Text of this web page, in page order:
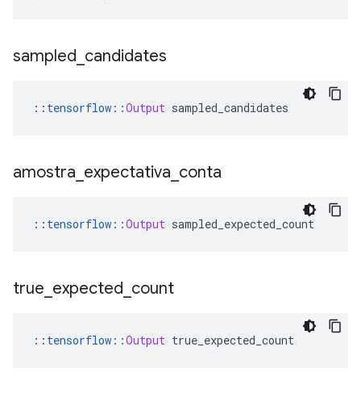
sampled candidates
:: tensorflow ::Output sampled_candidates
amostra expectativa conta
:: tensorflow ::Output sampled_expected_count
true expected count
:: tensorflow ::Output true_expected_count